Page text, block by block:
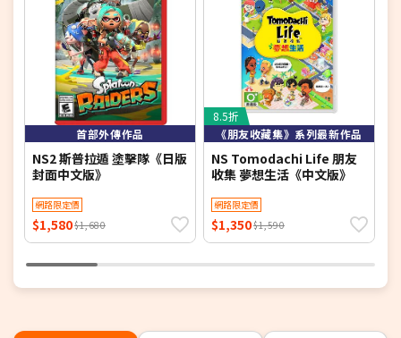
首部外傳作品
NS2 斯普拉遁 塗擊隊《日版
封面中文版》
網路限定價
$1,580$1,680
8.5折
《朋友收藏集》系列最新作品
NS Tomodachi Life 朋友
收集 夢想生活《中文版》
網路限定價
$1,350$1,590